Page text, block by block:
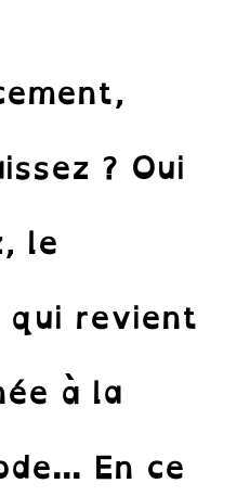
? Oui
le
qui revient
à la
En ce